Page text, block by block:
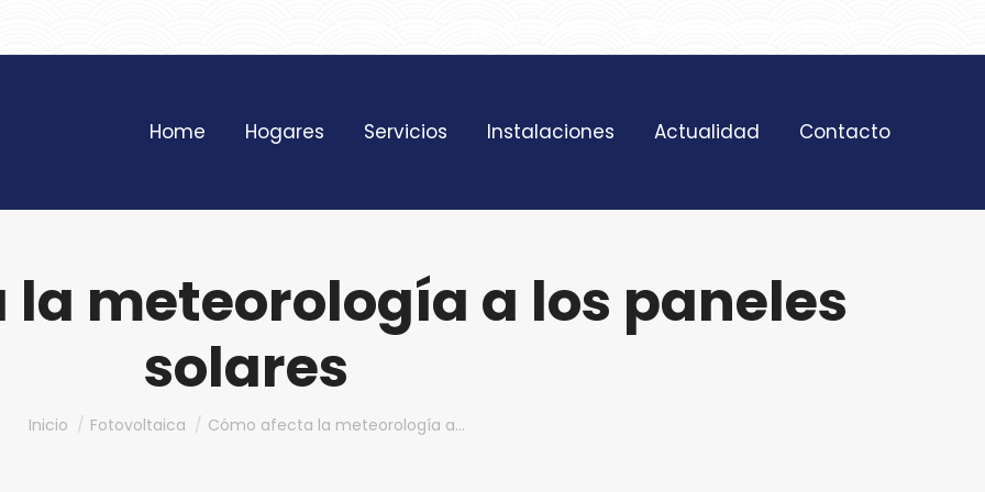
Home Hogares Servicios Instalaciones Actualidad Contacto
meteorología a los paneles
solares
Estás aquí:
Inicio Fotovoltaica Cómo afecta la meteorología a…